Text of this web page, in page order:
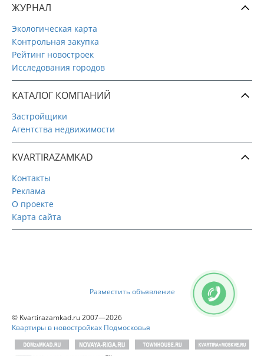
ЖУРНАЛ
Экологическая карта
Контрольная закупка
Рейтинг новостроек
Исследования городов
КАТАЛОГ КОМПАНИЙ
Застройщики
Агентства недвижимости
KVARTIRAZAMKAD
Контакты
Реклама
О проекте
Карта сайта
Разместить объявление
© Kvartirazamkad.ru 2007—2026
Квартиры в новостройках Подмосковья